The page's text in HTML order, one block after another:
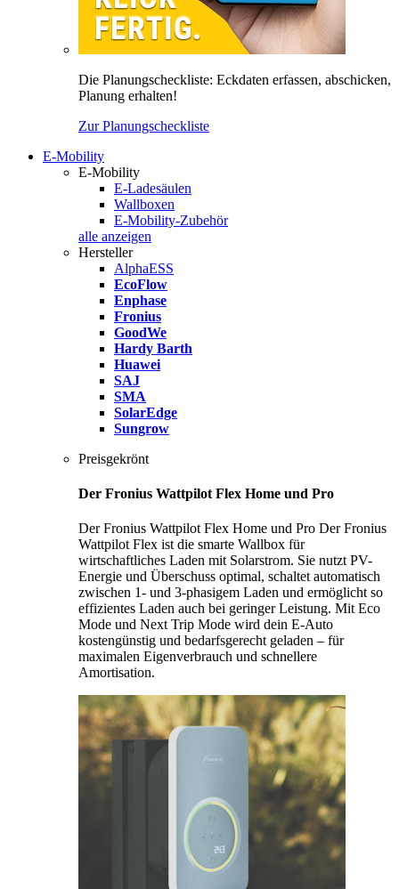
Die Planungscheckliste: Eckdaten erfassen, abschicken,
Planung erhalten!
Zur Planungscheckliste
E-Mobility
E-Mobility
E-Ladesäulen
Wallboxen
E-Mobility-Zubehör
alle anzeigen
Hersteller
AlphaESS
EcoFlow
Enphase
Fronius
GoodWe
Hardy Barth
Huawei
SAJ
SMA
SolarEdge
Sungrow
Preisgekrönt
Der Fronius Wattpilot Flex Home und Pro
Der Fronius Wattpilot Flex Home und Pro Der Fronius
Wattpilot Flex ist die smarte Wallbox für
wirtschaftliches Laden mit Solarstrom. Sie nutzt PV-
Energie und Überschuss optimal, schaltet automatisch
zwischen 1- und 3-phasigem Laden und ermöglicht so
effizientes Laden auch bei geringer Leistung. Mit Eco
Mode und Next Trip Mode wird dein E-Auto
kostengünstig und bedarfsgerecht geladen – für
maximalen Eigenverbrauch und schnellere
Amortisation.